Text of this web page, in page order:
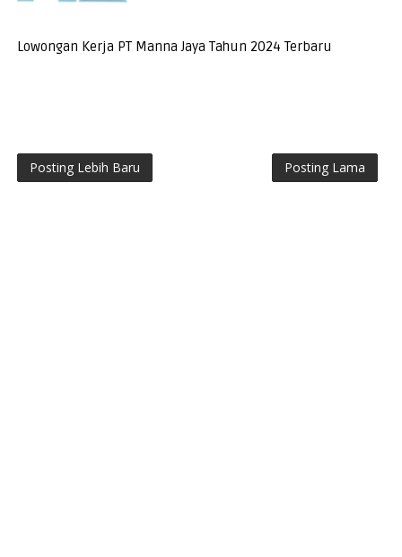
Lowongan Kerja PT Manna Jaya Tahun 2024 Terbaru
Posting Lebih Baru Posting Lama